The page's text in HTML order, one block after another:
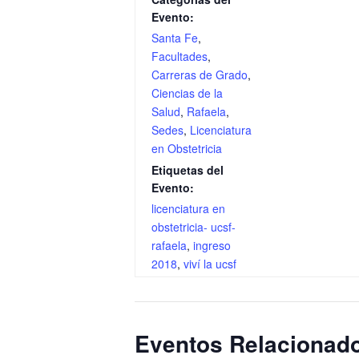
Evento:
Santa Fe,
Facultades,
Carreras de Grado,
Ciencias de la
Salud, Rafaela,
Sedes, Licenciatura
en Obstetricia
Etiquetas del
Evento:
licenciatura en
obstetricia- ucsf-
rafaela, ingreso
2018, viví la ucsf
Eventos